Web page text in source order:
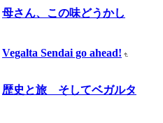
母さん、この味どうかし
Vegalta Sendai go ahead!
歴史と旅 そしてベガルタ